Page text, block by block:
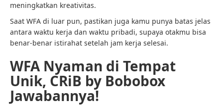
meningkatkan kreativitas.
Saat WFA di luar pun, pastikan juga kamu punya batas jelas
antara waktu kerja dan waktu pribadi, supaya otakmu bisa
benar-benar istirahat setelah jam kerja selesai.
WFA Nyaman di Tempat
Unik, CRiB by Bobobox
Jawabannya!